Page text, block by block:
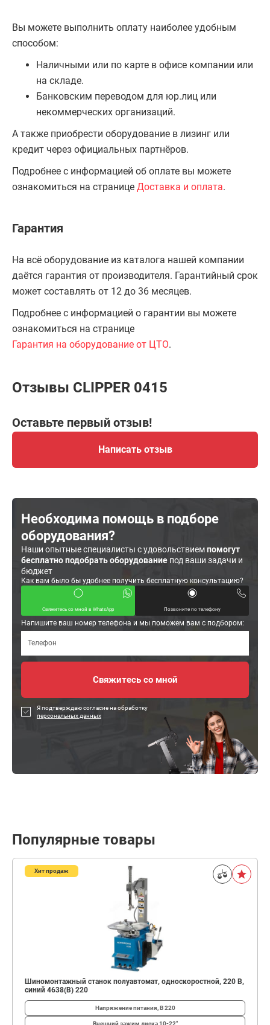
Вы можете выполнить оплату наиболее удобным
способом:
Наличными или по карте в офисе компании или
на складе.
Банковским переводом для юр.лиц или
некоммерческих организаций.
А также приобрести оборудование в лизинг или
кредит через официальных партнёров.
Подробнее с информацией об оплате вы можете
ознакомиться на странице Доставка и оплата.
Гарантия
На всё оборудование из каталога нашей компании
даётся гарантия от производителя. Гарантийный срок
может составлять от 12 до 36 месяцев.
Подробнее с информацией о гарантии вы можете
ознакомиться на странице
Гарантия на оборудование от ЦТО.
Отзывы CLIPPER 0415
Оставьте первый отзыв!
Написать отзыв
Необходима помощь в подборе
оборудования?
Наши опытные специалисты с удовольствиемпомогут
бесплатно подобрать оборудование под ваши задачи и
бюджет
Как вам было бы удобнее получить бесплатную консультацию?
Свяжитесь со мной в WhatsApp Позвоните по телефону
Напишите ваш номер телефона и мы поможем вам с подбором:
Я подтверждаю согласие на обработку
персональных данных
Популярные товары
Хит продаж
Шиномонтажный станок полуавтомат, односкоростной, 220 В,
синий 4638(B) 220
Напряжение питания, В220
Внешний зажим диска10-22"